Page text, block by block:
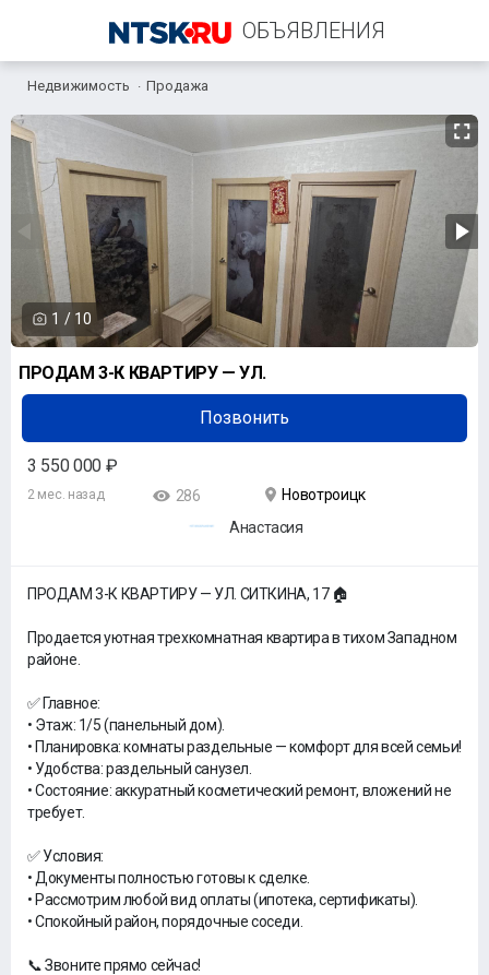
ОБЪЯВЛЕНИЯ
+7 (987) 873-01-47
Недвижимость Продажа
1 / 10
ПРОДАМ 3-К КВАРТИРУ — УЛ.
Позвонить
3 550 000 ₽
2 мес. назад 286
Новотроицк
Анастасия
ПРОДАМ 3-К КВАРТИРУ — УЛ. СИТКИНА, 17 🏠
Продается уютная трехкомнатная квартира в тихом Западном
районе.
✅ Главное:
• Этаж: 1/5 (панельный дом).
• Планировка: комнаты раздельные — комфорт для всей семьи!
• Удобства: раздельный санузел.
• Состояние: аккуратный косметический ремонт, вложений не
требует.
✅ Условия:
• Документы полностью готовы к сделке.
• Рассмотрим любой вид оплаты (ипотека, сертификаты).
• Спокойный район, порядочные соседи.
📞 Звоните прямо сейчас!